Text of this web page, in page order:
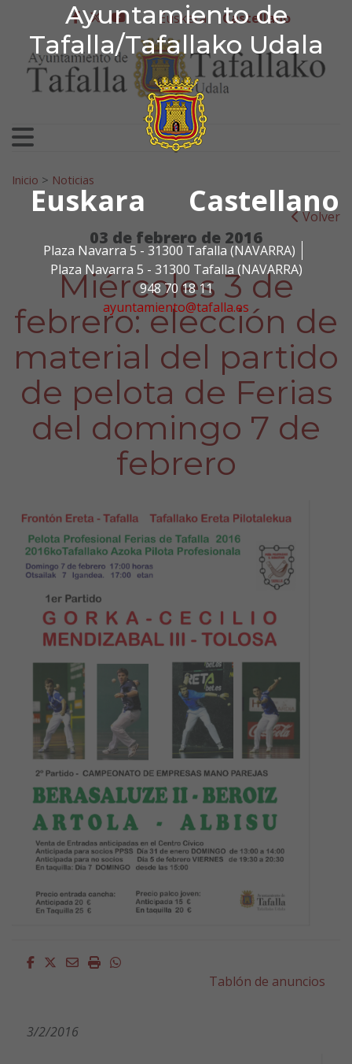
Ayuntamiento de
Tafalla/Tafallako Udala
Euskara Castellano
Plaza Navarra 5 - 31300 Tafalla (NAVARRA)
Plaza Navarra 5 - 31300 Tafalla (NAVARRA)
948 70 18 11
ayuntamiento@tafalla.es
Ir al contenido
Ayuntamiento de
facebook
twitter
youtube
Euskera Castellano
Search for:
Inicio > Noticias
Volver
03 de febrero de 2016
Miércoles 3 de
febrero: elección de
material del partido
de pelota de Ferias
del domingo 7 de
febrero
Facebook
Twitter
EmailImprimirWhatsapp
Tablón de anuncios
3/2/2016